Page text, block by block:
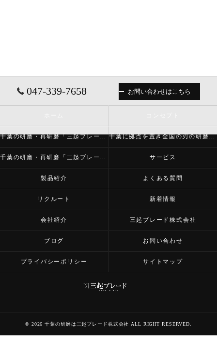
047-339-7658 お問い合わせはこちら
千葉の研磨・再研磨「三起ブレード株式会社」について 千葉に拠点を置き全国の刃の研磨・再研磨をする「三起ブレード株式会社」が必要とされる理由
千葉の研磨・再研磨「三起ブレード株式会社」の内容について サービス
製品紹介 よくある質問
リクルート 新着情報
会社紹介 三起ブレード株式会社
ブログ お問い合わせ
プライバシーポリシー サイトマップ
© 2026 千葉の研磨は三起ブレード株式会社 ALL RIGHT RESERVED.